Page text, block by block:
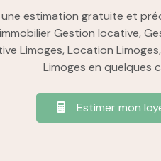
estimation gratuite et
Gestion locative,
Limoges, Location
Limoges en quelques
Estimer mon